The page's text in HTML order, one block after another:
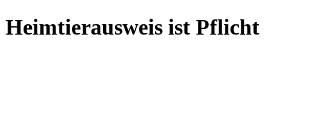
Heimtierausweis ist Pflicht